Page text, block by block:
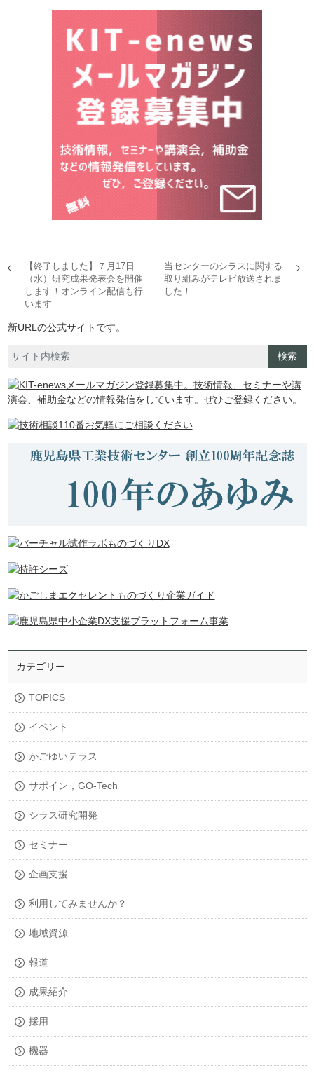
【終了しました】７月17日
（水）研究成果発表会を開催
します！オンライン配信も行
います
当センターのシラスに関する
取り組みがテレビ放送されま
した！
新URLの公式サイトです。
検索
カテゴリー
TOPICS
イベント
かごゆいテラス
サポイン，GO-Tech
シラス研究開発
セミナー
企画支援
利用してみませんか？
地域資源
報道
成果紹介
採用
機器